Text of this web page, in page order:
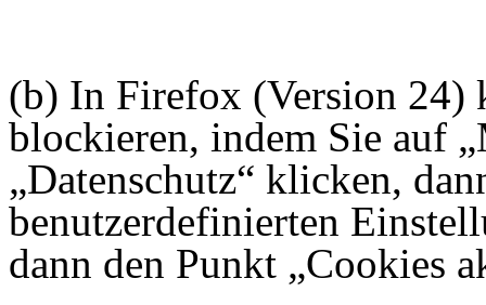
(b) In Firefox (Version 24)
blockieren, indem Sie auf
„Datenschutz“ klicken,
benutzerdefinierten
dann den Punkt „Cookies